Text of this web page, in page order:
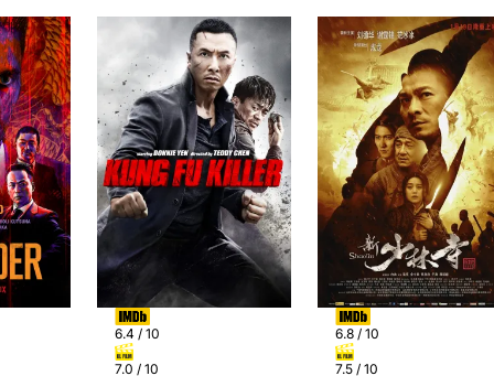
6.4 / 10
7.0 / 10
6.8 / 10
7.5 / 10